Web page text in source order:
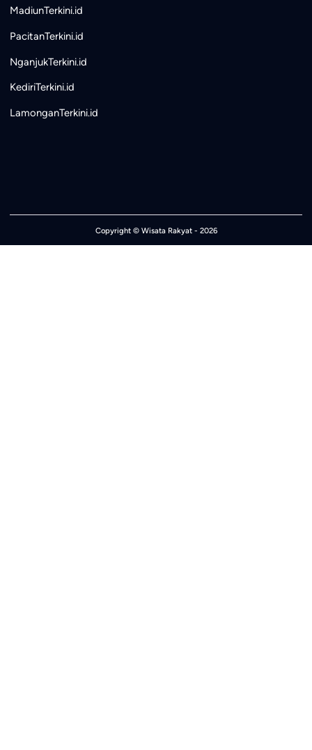
MadiunTerkini.id
PacitanTerkini.id
NganjukTerkini.id
KediriTerkini.id
LamonganTerkini.id
Copyright © Wisata Rakyat- 2026